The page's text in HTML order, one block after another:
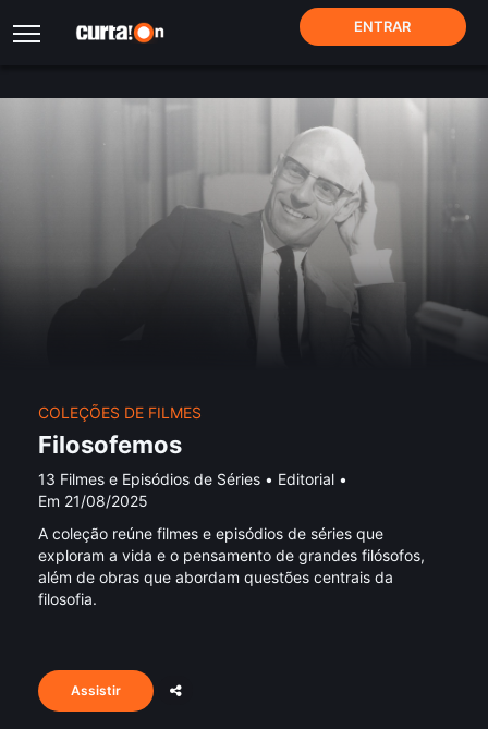
ENTRAR
COLEÇÕES DE FILMES
Filosofemos
13 Filmes e Episódios de Séries • Editorial •
Em 21/08/2025
A coleção reúne filmes e episódios de séries que
exploram a vida e o pensamento de grandes filósofos,
além de obras que abordam questões centrais da
filosofia.
Assistir